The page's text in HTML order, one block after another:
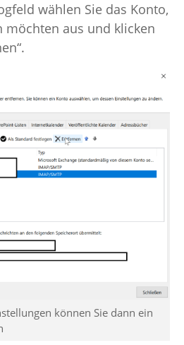
wählen Sie das Konto,
möchten aus und klicken
können Sie dann ein